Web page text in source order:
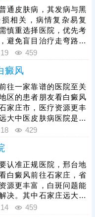
祛白。医生治疗白癜风
症、病因打造中西结合
内而外的改善机体环
健康，清除病灶，消灭
斑后可通过巩固治疗、
理保健等方法降低复发
通皮肤病，其发病与黑
相关，病情复杂易复
慎重选择医院，优先考
避免盲目治疗走弯路。
医皮肤病医院专注白癜
，是值得患者信赖的选
中西医结合诊疗模式，
。医院收费合理透明，
象，切实为患者减轻经
提醒广大患者，白癜风
越好，发现皮肤白斑需
院就诊，科学对症治
促进白斑恢复，减少复
459
癜风
往一家靠谱的医院至关
区的患者朋友看白癜风
家庄市，医疗资源更丰
大中医皮肤病医院是一
医院，专病专研，集白
免诊断不明，治疗不
。白癜风治疗方法多
大医生会指导一人一方
因人而异的对症对因去
强，祛白效果不错。治
中，患者需要保持耐
，治好白斑后也可以遵
429
认准正规医院，邢台地
白癜风前往石家庄，省
源更丰富，白斑问题能
决。其中石家庄远大中
集白斑诊治为一体，是
459